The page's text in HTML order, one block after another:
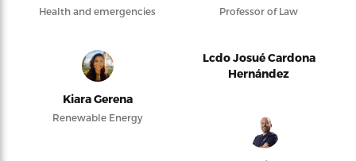
Health and emergencies Professor of Law
Kiara Gerena
Renewable Energy
Lcdo Josué Cardona
Hernández